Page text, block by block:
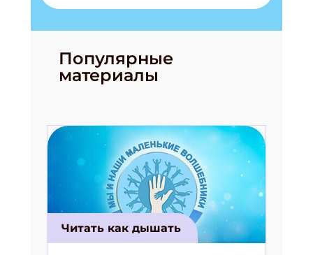
Популярные
материалы
Читать как дышать
Получи электронный "Классный журнал" в
ПОДПИСАТЬСЯ